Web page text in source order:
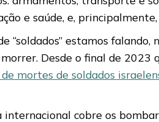
e saúde, e,
estamos
Desde o final de
mortes de soldados
cobre os